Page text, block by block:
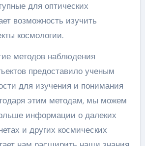
для оптических
возможность изучить
космологии.
методов наблюдения
предоставило ученым
для изучения и понимания
этим методам, мы можем
информации о далеких
и других космических